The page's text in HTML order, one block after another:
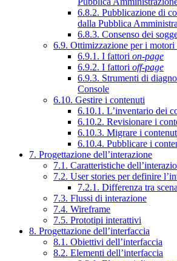
6.8.2. Pubblicazione di
dalla Pubblica
6.8.3. Consenso dei
6.9. Ottimizzazione per i
6.9.1. I fattori on-page
6.9.2. I fattori off-page
6.9.3. Strumenti di
Console
6.10. Gestire i contenuti
6.10.1. L’inventario dei
6.10.2. Revisionare i
6.10.3. Migrare i
6.10.4. Pubblicare i
7. Progettazione dell’interazione
7.1. Caratteristiche
7.2. User stories per definire
7.2.1. Differenza tra
7.3. Flussi di interazione
7.4. Wireframe
7.5. Prototipi interattivi
8. Progettazione dell’interfaccia
8.1. Obiettivi dell’interfaccia
8.2. Elementi dell’interfaccia